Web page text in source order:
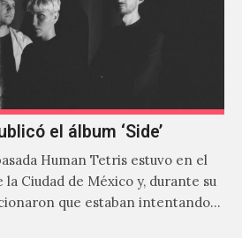
el álbum ‘Side’
Human Tetris estuvo en el
la Ciudad de México y, durante su
que estaban intentando…